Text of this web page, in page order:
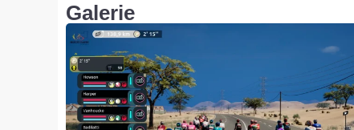
Galerie